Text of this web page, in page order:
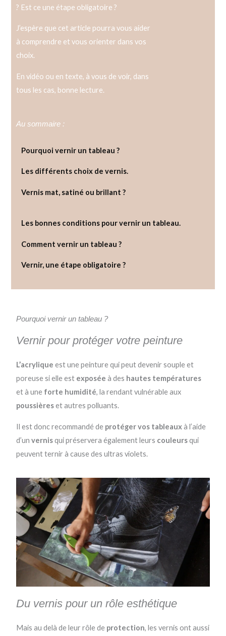
? Est ce une étape obligatoire ?
J’espère que cet article pourra vous aider
à comprendre et vous orienter dans vos
choix.
En vidéo ou en texte, à vous de voir, dans
tous les cas, bonne lecture.
Au sommaire :
Pourquoi vernir un tableau ?
Les différents choix de vernis.
Vernis mat, satiné ou brillant ?
Les bonnes conditions pour vernir un tableau.
Comment vernir un tableau ?
Vernir, une étape obligatoire ?
Pourquoi vernir un tableau ?
Vernir pour protéger votre peinture
L’acrylique est une peinture qui peut devenir souple et
poreuse si elle est exposée à des hautes températures
et à une forte humidité, la rendant vulnérable aux
poussièreset autres polluants.
Il est donc recommandé de protéger vos tableauxà l’aide
d’unvernisqui préservera également leurs couleursqui
peuvent ternir à cause des ultras violets.
Du vernis pour un rôle esthétique
Mais au delà de leur rôle de protection, les vernis ont aussi